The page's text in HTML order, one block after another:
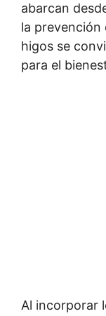
abarcan
la prevención
higos se
para el
Al incorporar